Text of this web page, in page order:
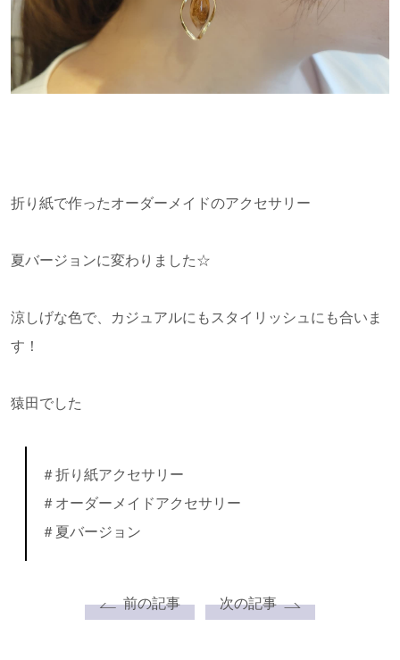
折り紙で作ったオーダーメイドのアクセサリー
夏バージョンに変わりました☆
涼しげな色で、カジュアルにもスタイリッシュにも合いま
す！
猿田でした
＃折り紙アクセサリー
＃オーダーメイドアクセサリー
＃夏バージョン
前の記事 次の記事